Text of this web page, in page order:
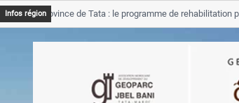
Infos régionProvince de Tata : le programme de rehabilitation